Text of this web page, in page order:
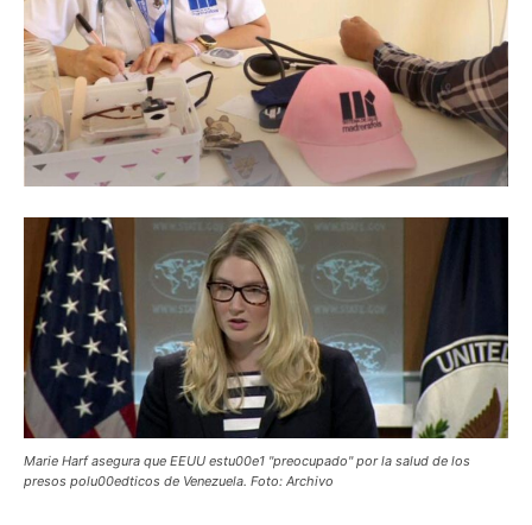
Marie Harf asegura que EEUU estu00e1 "preocupado" por la salud de los
presos polu00edticos de Venezuela. Foto: Archivo